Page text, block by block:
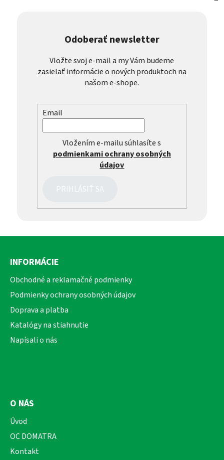
Odoberať newsletter
Vložte svoj e-mail a my Vám budeme
zasielať informácie o nových produktoch na
našom e-shope.
Email
Vložením e-mailu súhlasíte s
podmienkami ochrany osobných
údajov
PRIHLÁSIŤ SA
Z
INFORMÁCIE
Obchodné a reklamačné podmienky
Podmienky ochrany osobných údajov
Doprava a platba
Katalógy na stiahnutie
Napísali o nás
O NÁS
Úvod
OC DOMATRA
Kontakt